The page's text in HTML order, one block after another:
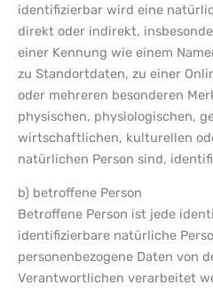
identifizierbar wird eine
direkt oder indirekt,
einer Kennung wie einem
zu Standortdaten, zu einer
oder mehreren besonderen
physischen, physiologischen,
wirtschaftlichen, kulturellen
natürlichen Person sind,
b) betroffene Person
Betroffene Person ist jede
identifizierbare natürliche
personenbezogene Daten von
Verantwortlichen verarbeitet